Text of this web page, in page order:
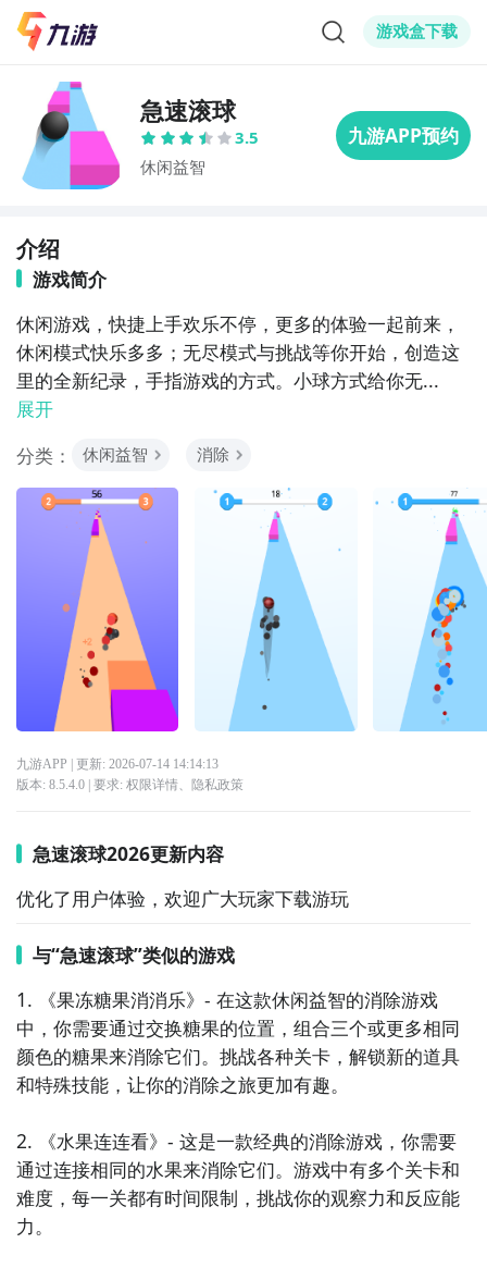
游戏盒下载
急速滚球
3.5
休闲益智
介绍
游戏简介
休闲游戏，快捷上手欢乐不停，更多的体验一起前来，
休闲模式快乐多多；无尽模式与挑战等你开始，创造这
里的全新纪录，手指游戏的方式。小球方式给你无...
展开
分类：
休闲益智 消除
九游APP | 更新: 2026-07-14 14:14:13
版本: 8.5.4.0| 要求: 权限详情、 隐私政策
急速滚球2026更新内容
优化了用户体验，欢迎广大玩家下载游玩
与“急速滚球”类似的游戏
1. 《果冻糖果消消乐》- 在这款休闲益智的消除游戏
中，你需要通过交换糖果的位置，组合三个或更多相同
颜色的糖果来消除它们。挑战各种关卡，解锁新的道具
和特殊技能，让你的消除之旅更加有趣。
2. 《水果连连看》- 这是一款经典的消除游戏，你需要
通过连接相同的水果来消除它们。游戏中有多个关卡和
难度，每一关都有时间限制，挑战你的观察力和反应能
力。